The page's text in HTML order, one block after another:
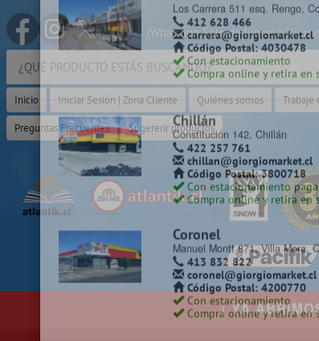
(Whatsapp Sólo de Lunes a
Inicio Iniciar Sesión | Zona Cliente Quiénes somos Trabaje
Preguntas Frecuentes Sugererir productos
¡ YA ABRIMOS
Selecciona y cotiza en la
Camilo Henríquez
Camilo Henríquez 2299
Concepción.
412 628 495
camilo@giorgiomarket.cl
Código Postal: 4080858
Con estacionamiento
Compra online y retira en
Despacho a todo Chile
Carrera
Los Carrera 511 esq. Rengo,
412 628 466
carrera@giorgiomarket.cl
Código Postal: 4030478
Con estacionamiento
Compra online y retira en